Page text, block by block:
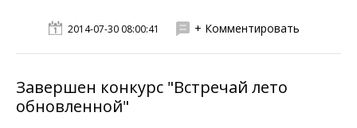
2014-07-30 08:00:41 + Комментировать
Завершен конкурс "Встречай лето
обновленной"